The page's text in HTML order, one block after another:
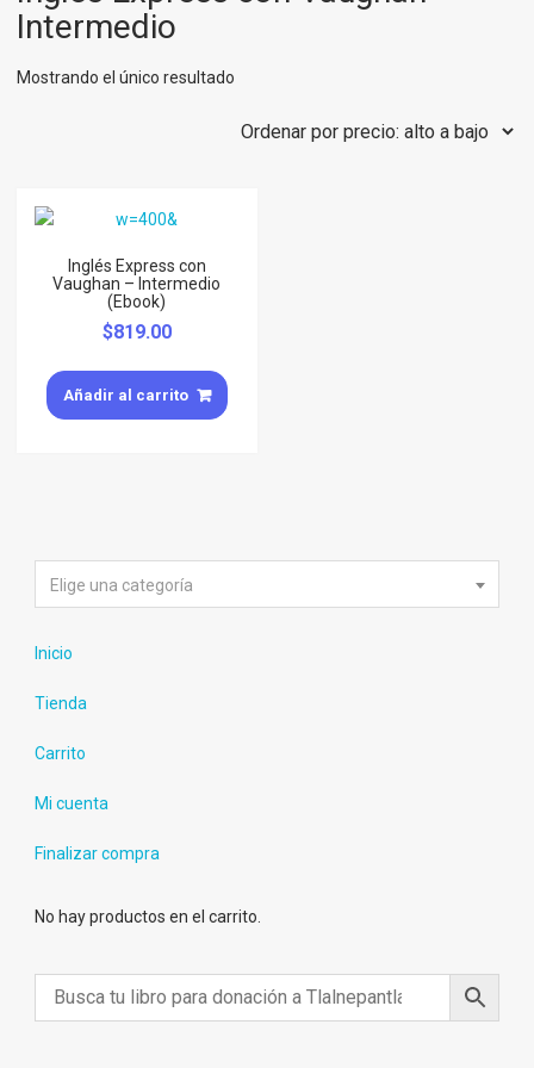
Intermedio
Mostrando el único resultado
Inglés Express con
Vaughan – Intermedio
(Ebook)
$819.00
Añadir al carrito
Elige una categoría
Inicio
Tienda
Carrito
Mi cuenta
Finalizar compra
No hay productos en el carrito.